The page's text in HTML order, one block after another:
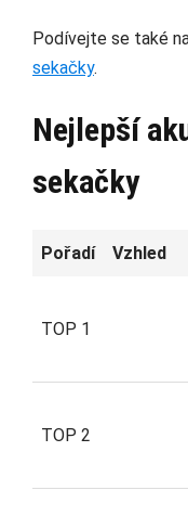
Podívejte se také
sekačky.
Nejlepší
sekačky
Pořadí Vzhled
TOP 1
TOP 2